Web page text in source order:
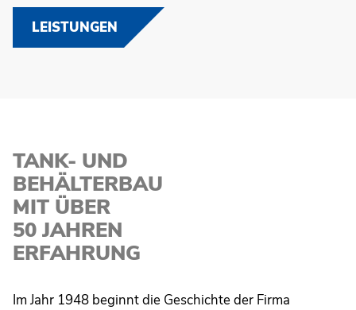
LEISTUNGEN
TANK- UND
BEHÄLTERBAU
MIT ÜBER
50 JAHREN
ERFAHRUNG
Im Jahr 1948 beginnt die Geschichte der Firma